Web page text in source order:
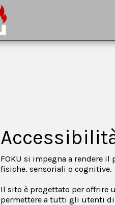
FOKU si impegna a rendere
fisiche, sensoriali o cognitive.
Il sito è progettato per offrire
permettere a tutti gli utenti di